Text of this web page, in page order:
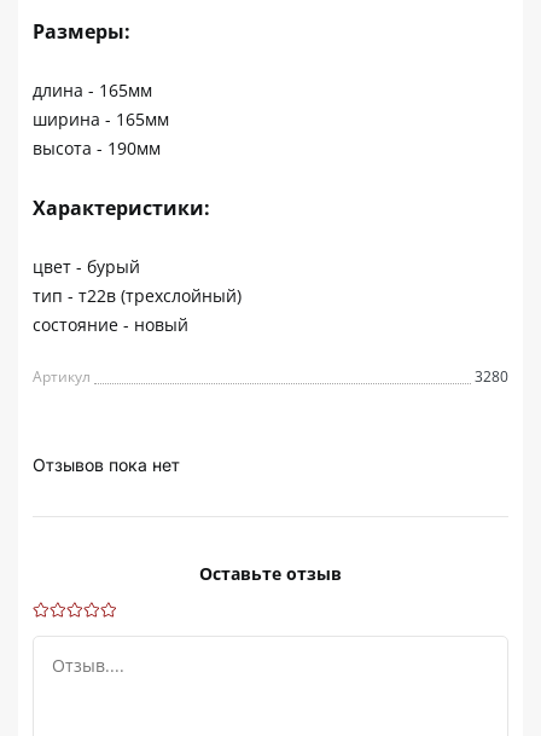
Размеры:
длина - 165мм
ширина - 165мм
высота - 190мм
Характеристики:
цвет - бурый
тип - т22в (трехслойный)
состояние - новый
Артикул 3280
Отзывов пока нет
Оставьте отзыв